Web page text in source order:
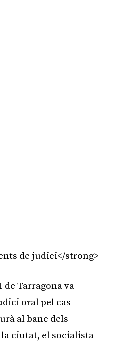
de judici</strong>
Tarragona va
oral pel cas
al banc dels
la ciutat, el socialista